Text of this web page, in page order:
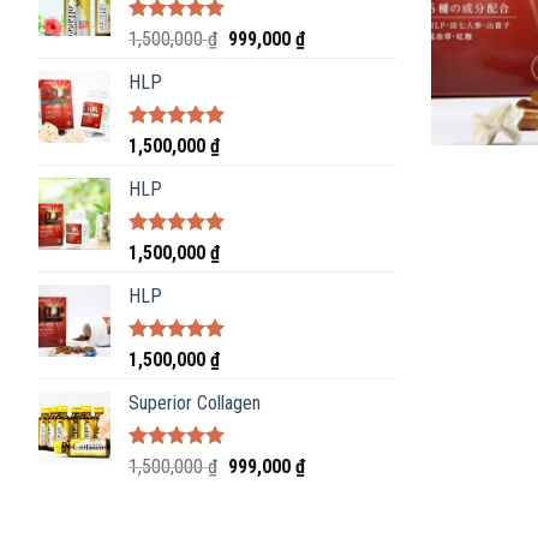
Được xếp
5
sao
1,500,000₫ 999,000 ₫
HLP
Được xếp
hạng
5 sao
1,500,000 ₫
HLP
Được xếp
hạng
5
sao
1,500,000 ₫
HLP
Được xếp
hạng
5 sao
1,500,000 ₫
Superior Collagen
Được xếp
5
1,500,000₫ 999,000 ₫